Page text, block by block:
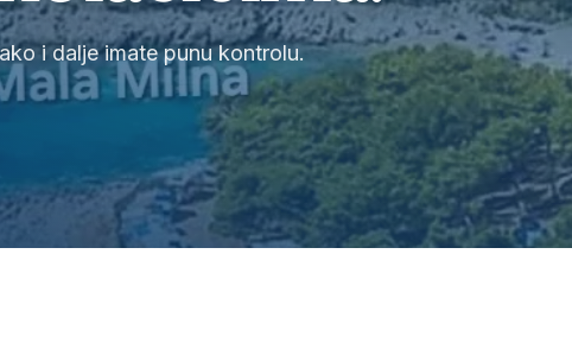
i dalje imate punu kontrolu.